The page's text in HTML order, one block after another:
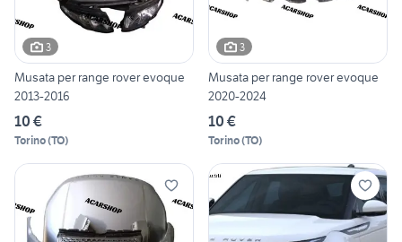
3
Musata per range rover evoque
2013-2016
10 €
Torino(TO)
3
Musata per range rover evoque
2020-2024
10 €
Torino(TO)